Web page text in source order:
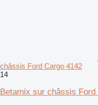
châssis Ford Cargo 4142
14
Betamix sur châssis Ford